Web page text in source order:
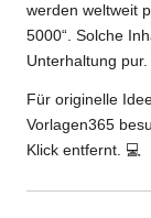
werden weltweit
5000“. Solche
Unterhaltung pur.
Für originelle
Vorlagen365
Klick entfernt. 💻